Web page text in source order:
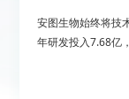
安图生物始终将技
年研发投入7.68亿